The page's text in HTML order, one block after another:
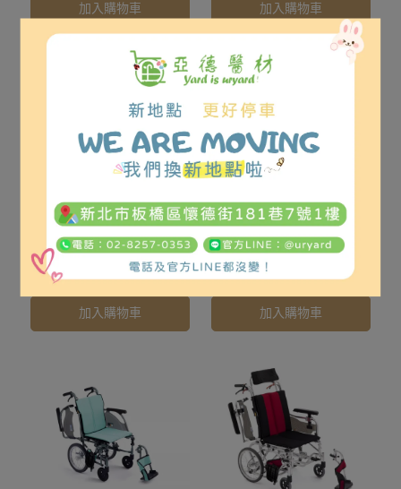
謝。
加入購物車
謝。
加入購物車
可補助 超輕系列 兩種顏色
日本MIKI 鋁合金輪椅CRT-
1超輕系列 出國,旅遊,輕量
NT$14,800
加入購物車
可補助 超輕系列 兩種顏色
日本MIKI 鋁合金輪椅CRT-
2超輕系列 出國,旅遊,輕量
加入購物車